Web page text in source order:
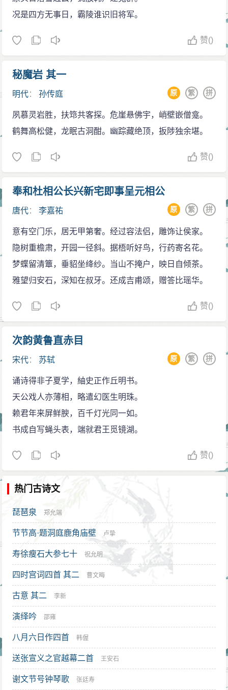
况是四方无事日，霸陵谁识旧将军。
赞()
秘魔岩 其一
明代：孙传庭 拼
繁
原
夙慕灵岩胜，扶筇共客探。危崖悬佛宇，峭壁嵌僧龛。
鹤舞高松健，龙眠古洞酣。幽踪藏绝顶，扳陟独余堪。
赞()
奉和杜相公长兴新宅即事呈元相公
唐代：李嘉祐 拼
繁
原
意有空门乐，居无甲第奢。经过容法侣，雕饰让侯家。
隐树重檐肃，开园一径斜。据梧听好鸟，行药寄名花。
梦蝶留清簟，垂貂坐绛纱。当山不掩户，映日自倾茶。
雅望归安石，深知在叔牙。还成吉甫颂，赠答比瑶华。
赞()
次韵黄鲁直赤目
宋代： 苏轼 拼
繁
原
诵诗得非子夏学，紬史正作丘明书。
天公戏人亦薄相，略遣幻医生明珠。
赖君年来屏鲜腴，百千灯光同一如。
书成自写蝇头表，端就君王觅镜湖。
赞()
热门古诗文
琵琶泉 郑允端
节节高·题洞庭鹿角庙壁 卢挚
寿徐瘦石大参七十 祝允明
四时宫词四首 其二 曹文晦
古意 其二 李新
演绎吟 邵雍
八月六日作四首 韩偓
送张宣义之官越幕二首 王安石
谢文节号钟琴歌 张廷寿